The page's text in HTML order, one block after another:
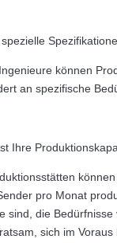
können
an spezifische
Ihre
pro Monat
sind, die
sich im Voraus